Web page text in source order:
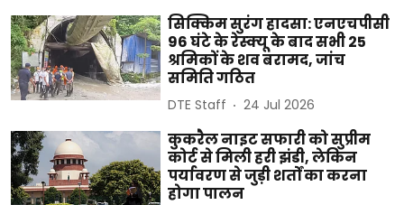
सिक्किम सुरंग हादसा: एनएचपीसी
96 घंटे के रेस्क्यू के बाद सभी 25
श्रमिकों के शव बरामद, जांच
समिति गठित
DTE Staff 24 Jul 2026
कुकरैल नाइट सफारी को सुप्रीम
कोर्ट से मिली हरी झंडी, लेकिन
पर्यावरण से जुड़ी शर्तों का करना
होगा पालन